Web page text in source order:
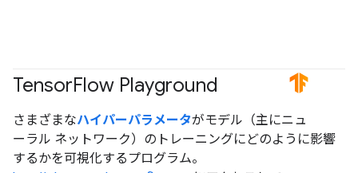
TensorFlow Playground #TensorFlow
さまざまなハイパーパラメータがモデル（主にニュ
ーラル ネットワーク）のトレーニングにどのように影響
するかを可視化するプログラム。